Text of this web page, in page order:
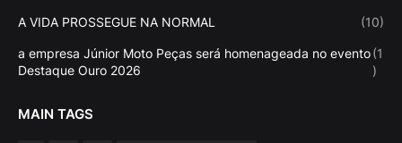
A VIDA PROSSEGUE NA NORMAL (10)
a empresa Júnior Moto Peças será homenageada no evento
Destaque Ouro 2026
(1
)
MAIN TAGS